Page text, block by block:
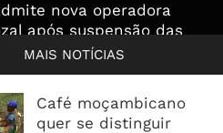
MAIS NOTÍCIAS
Café moçambicano
quer se distinguir
nova operadora
após suspensão das
Bank pede ao
“saia do caminho” e